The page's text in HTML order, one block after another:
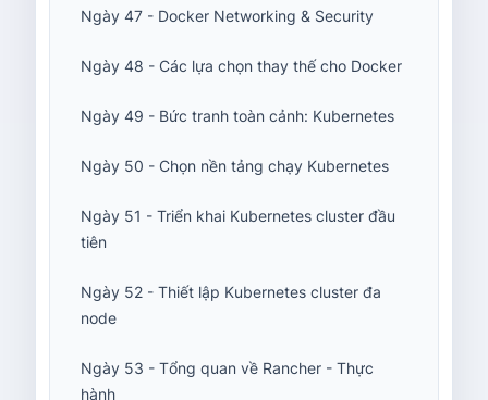
Ngày 47 - Docker Networking & Security
Ngày 48 - Các lựa chọn thay thế cho Docker
Ngày 49 - Bức tranh toàn cảnh: Kubernetes
Ngày 50 - Chọn nền tảng chạy Kubernetes
Ngày 51 - Triển khai Kubernetes cluster đầu
tiên
Ngày 52 - Thiết lập Kubernetes cluster đa
node
Ngày 53 - Tổng quan về Rancher - Thực
hành